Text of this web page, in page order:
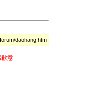
daohang.htm
歉意